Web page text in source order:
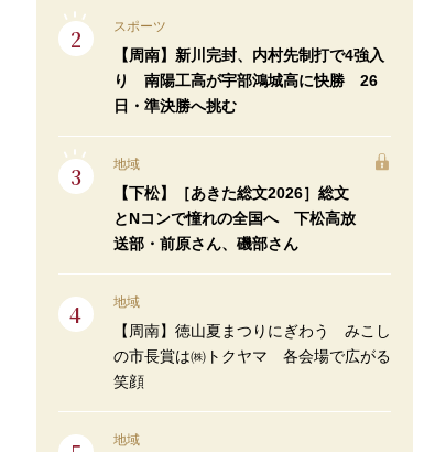
スポーツ
【周南】新川完封、内村先制打で4強入
り 南陽工高が宇部鴻城高に快勝 26
日・準決勝へ挑む
地域
【下松】［あきた総文2026］総文
とNコンで憧れの全国へ 下松高放
送部・前原さん、磯部さん
地域
【周南】徳山夏まつりにぎわう みこし
の市長賞は㈱トクヤマ 各会場で広がる
笑顔
地域